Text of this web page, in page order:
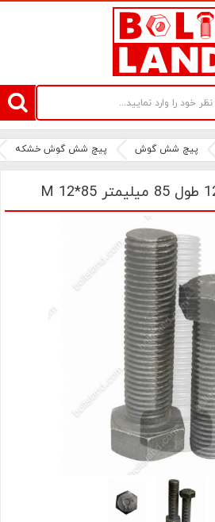
مهره های صنعتی بولتز لند | سرزمین پیچ
پیچ شش گوش پیچ شش گوش خشکه